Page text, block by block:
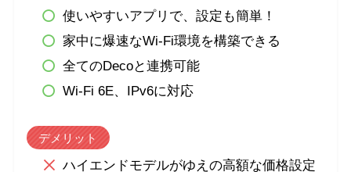
使いやすいアプリで、設定も簡単！
家中に爆速なWi-Fi環境を構築できる
全てのDecoと連携可能
Wi-Fi 6E、IPv6に対応
デメリット
ハイエンドモデルがゆえの高額な価格設定